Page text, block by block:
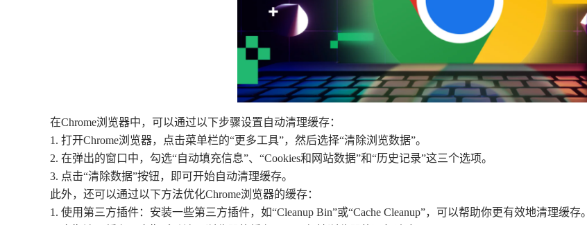
在Chrome浏览器中，可以通过以下步骤设置自动清理缓存：
1. 打开Chrome浏览器，点击菜单栏的“更多工具”，然后选择“清除浏览数据”。
2. 在弹出的窗口中，勾选“自动填充信息”、“Cookies和网站数据”和“历史记录”这三个选项。
3. 点击“清除数据”按钮，即可开始自动清理缓存。
此外，还可以通过以下方法优化Chrome浏览器的缓存：
1. 使用第三方插件：安装一些第三方插件，如“Cleanup Bin”或“Cache Cleanup”，可以帮助你更有效地清理缓存。